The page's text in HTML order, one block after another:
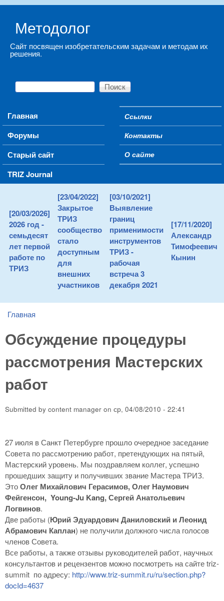
Методолог
Сайт посвящен изобретательским задачам и методам их
решения.
Форма поиска
Поиск
Main menu
Главная
Форумы
Старый сайт
TRIZ Journal
Secondary menu
Ссылки
Контакты
О сайте
[20/03/2026]
2026 год -
семьдесят
лет первой
работе по
ТРИЗ
[23/04/2022]
Закрытое
ТРИЗ
сообщество
стало
доступным
для
внешних
участников
[03/10/2021]
Выявление
границ
применимости
инструментов
ТРИЗ -
рабочая
встреча 3
декабря 2021
[17/11/2020]
Александр
Тимофеевич
Кынин
You are here
Главная
Обсуждение процедуры
рассмотрения Мастерских
работ
Submitted by content manager on ср, 04/08/2010 - 22:41
27 июля в Санкт Петербурге прошло очередное заседание
Совета по рассмотрению работ, претендующих на пятый,
Мастерский уровень. Мы поздравляем коллег, успешно
прошедших защиту и получивших звание Мастера ТРИЗ.
ЭтоОлег Михайлович Герасимов, Олег Наумович
Фейгенсон, Young-Ju Kang, Сергей Анатольевич
Логвинов.
Две работы (Юрий Эдуардович Даниловский и Леонид
Абрамович Каплан) не получили должного числа голосов
членов Совета.
Все работы, а также отзывы руководителей работ, научных
консультантов и рецензентов можно посмотреть на сайте triz-
summit по адресу: http://www.triz-summit.ru/ru/section.php?
docId=4637